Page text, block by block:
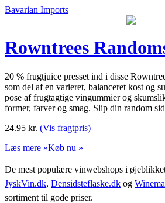
Bavarian Imports
Rowntrees
20 % frugtjuice presset ind i disse
som del af en varieret, balanceret kost og
pose af frugtagtige vingummier og
former, farver og smag. Slip din random
24.95 kr. (Vis fragtpris)
Læs mere »Køb nu »
De mest populære vinwebshops i
JyskVin.dk, Densidsteflaske.dk og
sortiment til gode priser.